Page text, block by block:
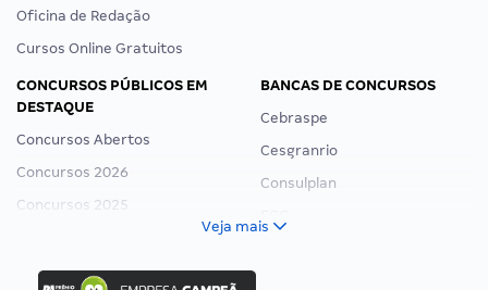
Oficina de Redação
Cursos Online Gratuitos
CONCURSOS PÚBLICOS EM
DESTAQUE
Concursos Abertos
Concursos 2026
Concursos 2025
Concurso Ibama
BANCAS DE CONCURSOS
Cebraspe
Cesgranrio
Consulplan
Veja mais